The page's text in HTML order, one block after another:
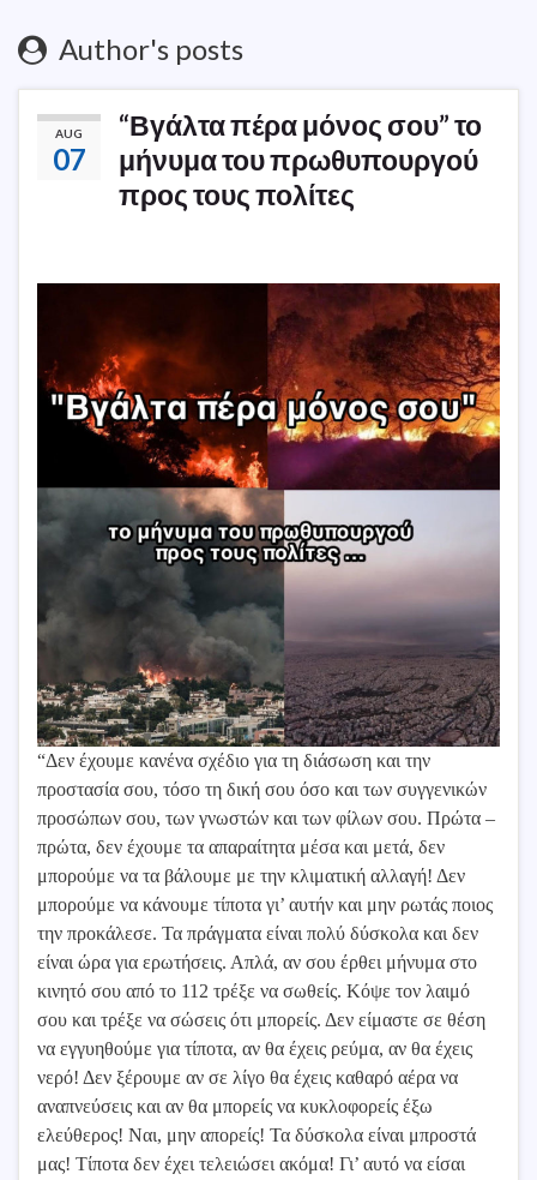
Author's posts
AUG
07
“Βγάλτα πέρα μόνος σου” το
μήνυμα του πρωθυπουργού
προς τους πολίτες
“Δεν έχουμε κανένα σχέδιο για τη διάσωση και την
προστασία σου, τόσο τη δική σου όσο και των συγγενικών
προσώπων σου, των γνωστών και των φίλων σου. Πρώτα –
πρώτα, δεν έχουμε τα απαραίτητα μέσα και μετά, δεν
μπορούμε να τα βάλουμε με την κλιματική αλλαγή! Δεν
μπορούμε να κάνουμε τίποτα γι’ αυτήν και μην ρωτάς ποιος
την προκάλεσε. Τα πράγματα είναι πολύ δύσκολα και δεν
είναι ώρα για ερωτήσεις. Απλά, αν σου έρθει μήνυμα στο
κινητό σου από το 112 τρέξε να σωθείς. Κόψε τον λαιμό
σου και τρέξε να σώσεις ότι μπορείς. Δεν είμαστε σε θέση
να εγγυηθούμε για τίποτα, αν θα έχεις ρεύμα, αν θα έχεις
νερό! Δεν ξέρουμε αν σε λίγο θα έχεις καθαρό αέρα να
αναπνεύσεις και αν θα μπορείς να κυκλοφορείς έξω
ελεύθερος! Ναι, μην απορείς! Τα δύσκολα είναι μπροστά
μας! Τίποτα δεν έχει τελειώσει ακόμα! Γι’ αυτό να είσαι